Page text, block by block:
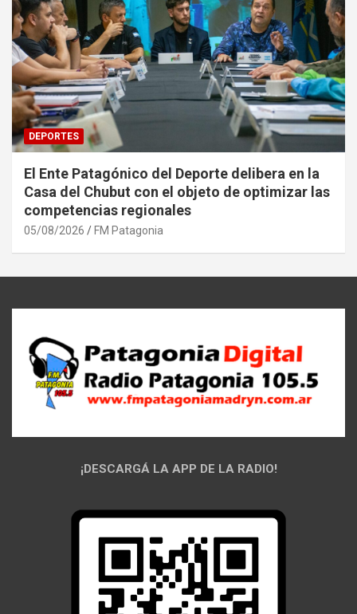
DEPORTES
El Ente Patagónico del Deporte delibera en la
Casa del Chubut con el objeto de optimizar las
competencias regionales
05/08/2026 FM Patagonia
¡DESCARGÁ LA APP DE LA RADIO!